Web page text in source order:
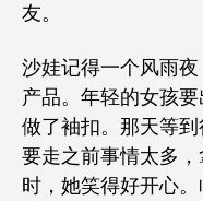
友。
沙娃记得一个风雨
产品。年轻的女孩
做了袖扣。那天等
要走之前事情太多
时，她笑得好开心